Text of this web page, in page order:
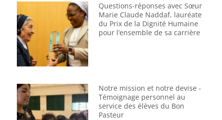
Questions-réponses avec Sœur
Marie Claude Naddaf, lauréate
du Prix de la Dignité Humaine
pour l’ensemble de sa carrière
Notre mission et notre devise -
Témoignage personnel au
service des élèves du Bon
Pasteur